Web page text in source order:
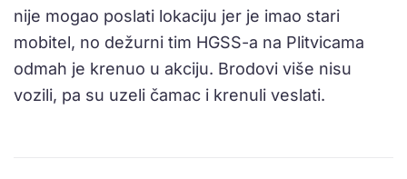
nije mogao poslati lokaciju jer je imao stari
mobitel, no dežurni tim HGSS-a na Plitvicama
odmah je krenuo u akciju. Brodovi više nisu
vozili, pa su uzeli čamac i krenuli veslati.